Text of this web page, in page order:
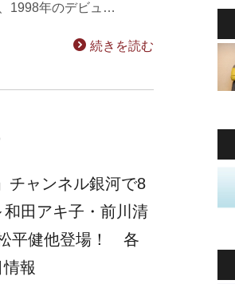
1998年のデビュ…
続きを読む
チャンネル銀河で8
田アキ子・前川清
平健他登場！ 各
報